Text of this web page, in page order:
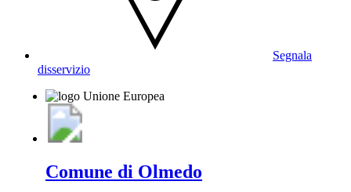
Segnala
disservizio
Comune di Olmedo